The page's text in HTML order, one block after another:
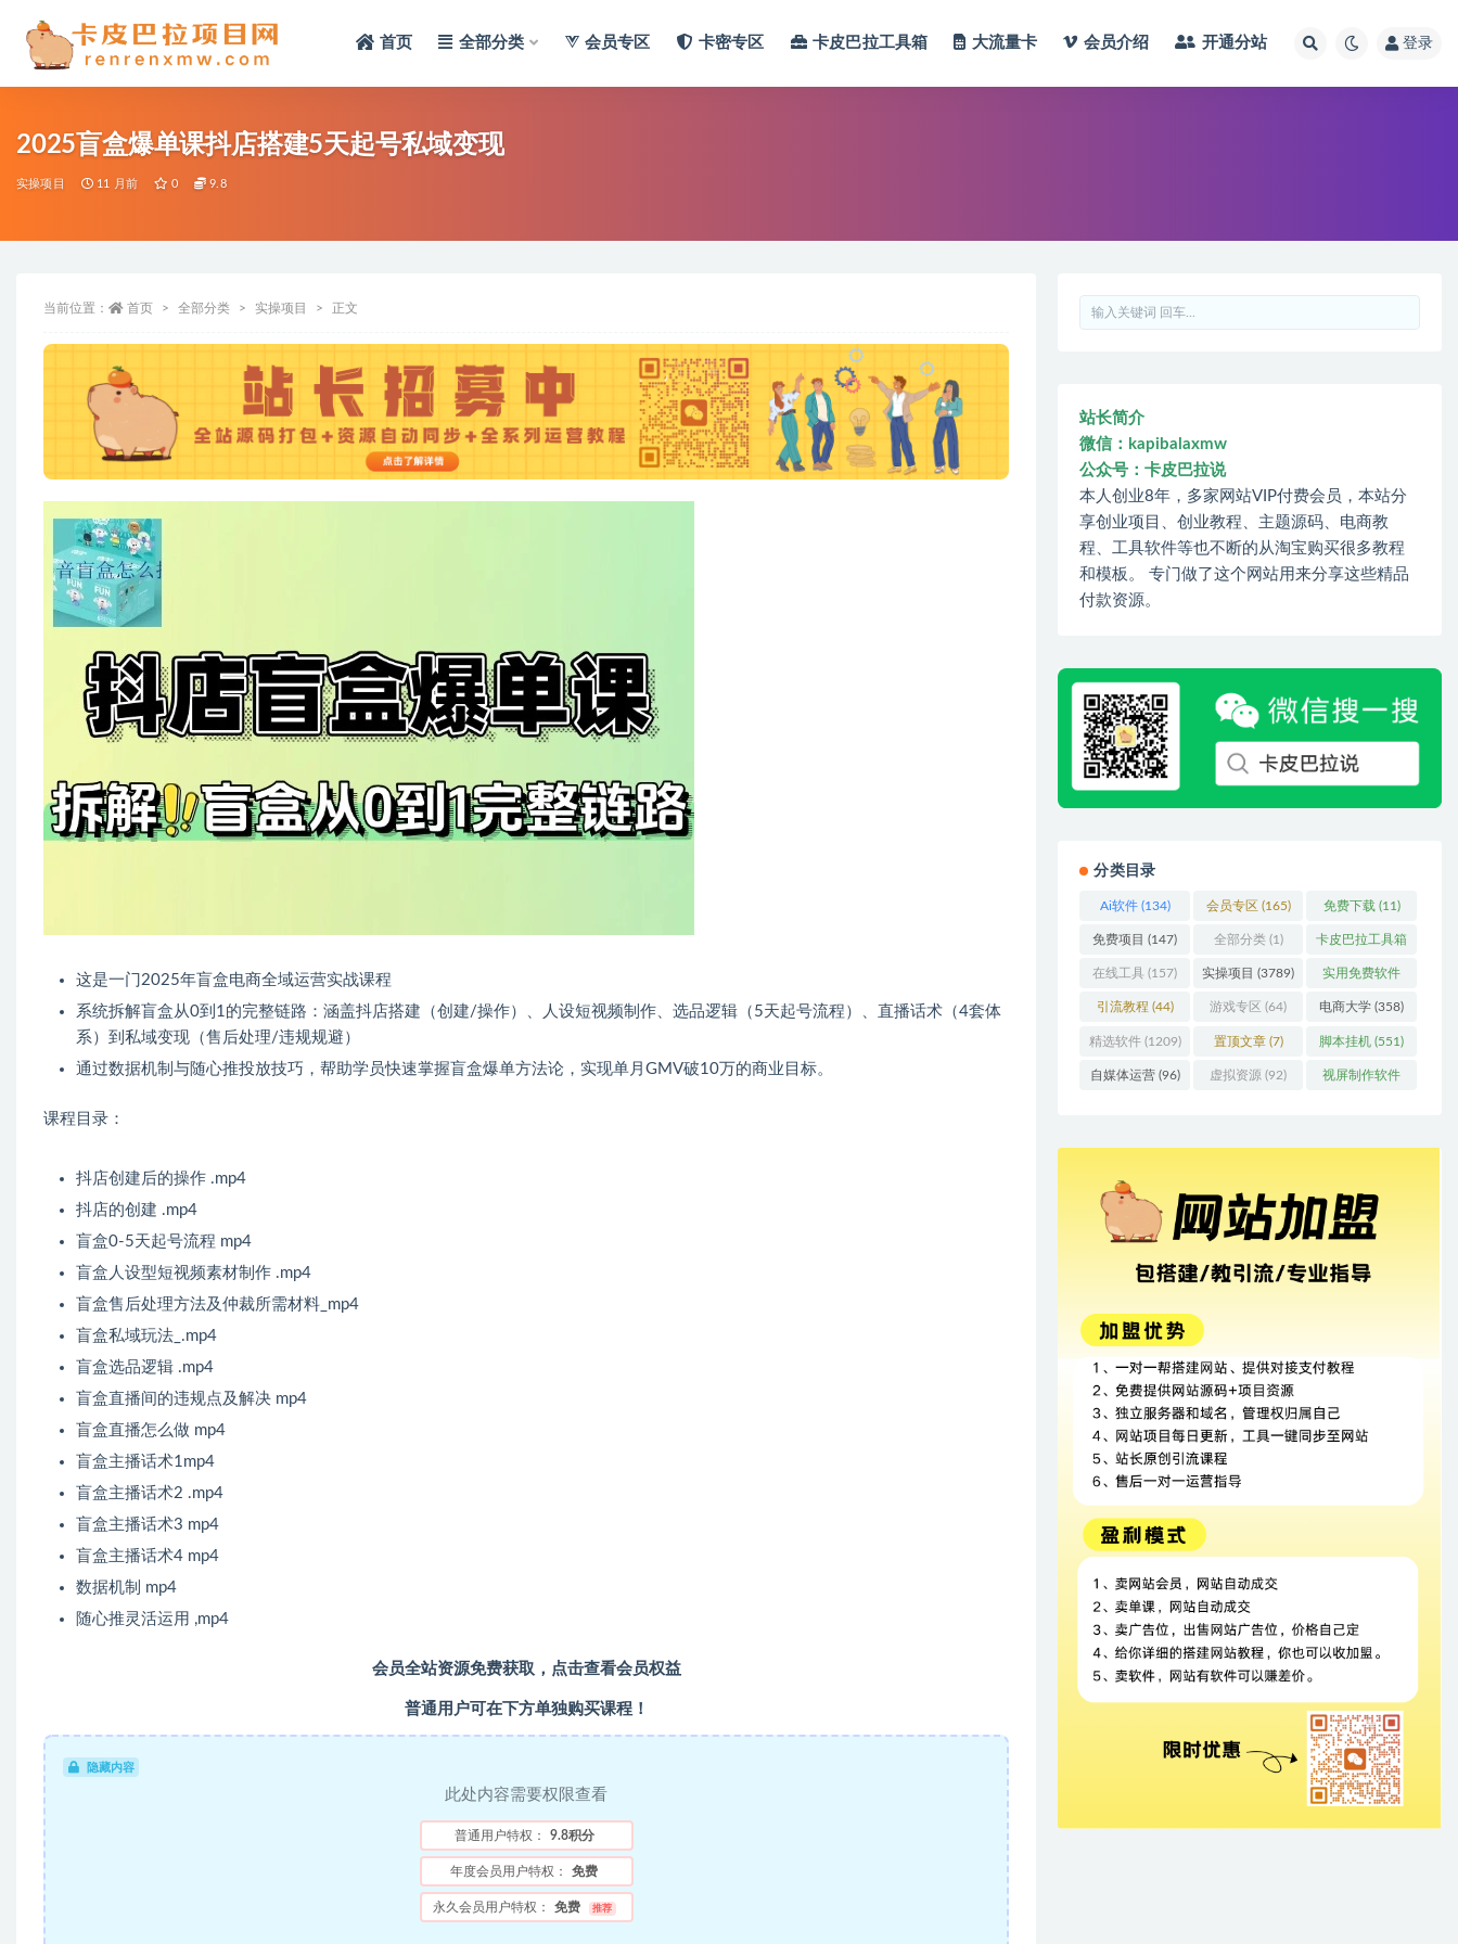
首页 全部分类 会员专区 卡密专区 卡皮巴拉工具箱 大流量卡 会员介绍 开通分站 登录
2025盲盒爆单课抖店搭建5天起号私域变现
实操项目 11 月前 0 9.8
当前位置： 首页 全部分类 实操项目 正文
这是一门2025年盲盒电商全域运营实战课程
系统拆解盲盒从0到1的完整链路：涵盖抖店搭建（创建/操作）、人设短视频制作、选品逻辑（5天起号流程）、直播话术（4套体
系）到私域变现（售后处理/违规规避）
通过数据机制与随心推投放技巧，帮助学员快速掌握盲盒爆单方法论，实现单月GMV破10万的商业目标。
课程目录：
抖店创建后的操作 .mp4
抖店的创建 .mp4
盲盒0-5天起号流程 mp4
盲盒人设型短视频素材制作 .mp4
盲盒售后处理方法及仲裁所需材料_mp4
盲盒私域玩法_.mp4
盲盒选品逻辑 .mp4
盲盒直播间的违规点及解决 mp4
盲盒直播怎么做 mp4
盲盒主播话术1mp4
盲盒主播话术2 .mp4
盲盒主播话术3 mp4
盲盒主播话术4 mp4
数据机制 mp4
随心推灵活运用 ,mp4
会员全站资源免费获取， 点击查看会员权益
普通用户可在下方单独购买课程！
隐藏内容
此处内容需要权限查看
普通用户特权： 9.8积分
年度会员用户特权： 免费
永久会员用户特权： 免费 推荐
站长简介
微信：kapibalaxmw
公众号：卡皮巴拉说
本人创业8年，多家网站VIP付费会员，本站分
享创业项目、创业教程、主题源码、电商教
程、工具软件等也不断的从淘宝购买很多教程
和模板。 专门做了这个网站用来分享这些精品
付款资源。
分类目录
Ai软件(134) 会员专区 (165) 免费下载 (11)
免费项目 (147) 全部分类(1) 卡皮巴拉工具箱
(3)
在线工具 (157) 实操项目 (3789) 实用免费软件
(415)
引流教程 (44) 游戏专区 (64) 电商大学 (358)
精选软件(1209) 置顶文章(7) 脚本挂机 (551)
自媒体运营(96) 虚拟资源 (92) 视屏制作软件